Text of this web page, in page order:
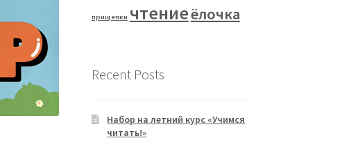
прищепки чтениеёлочка
Recent Posts
Набор на летний курс «Учимся
читать!»